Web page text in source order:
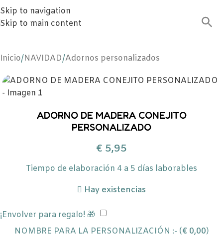
Skip to navigation
Skip to main content
Inicio/NAVIDAD/Adornos personalizados
ADORNO DE MADERA CONEJITO
PERSONALIZADO
€ 5,95
Tiempo de elaboración 4 a 5 días laborables
Hay existencias
¡Envolver para regalo! 🎁
NOMBRE PARA LA PERSONALIZACIÓN :- (€ 0,00)